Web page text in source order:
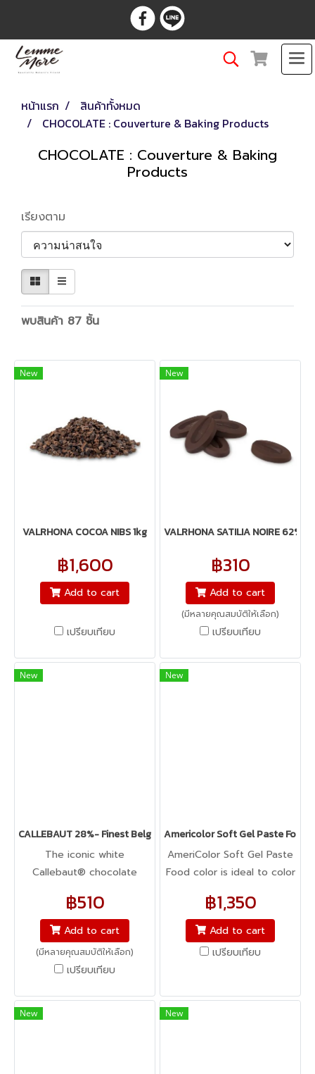
หน้าแรก
สินค้าทั้งหมด
CHOCOLATE : Couverture & Baking Products
CHOCOLATE : Couverture & Baking
Products
เรียงตาม
พบสินค้า 87 ชิ้น
New
VALRHONA COCOA NIBS 1kg
฿1,600
Add to cart
เปรียบเทียบ
New
VALRHONA SATILIA NOIRE 62%
฿310
Add to cart
(มีหลายคุณสมบัติให้เลือก)
เปรียบเทียบ
New
CALLEBAUT 28%- Finest Belgian White Chocolate N W2
The iconic white
Callebaut® chocolate
Callebaut Balanced milky
and creamy taste with
subtle vanilla notes
฿510
Add to cart
(มีหลายคุณสมบัติให้เลือก)
เปรียบเทียบ
New
Americolor Soft Gel Paste Food
AmeriColor Soft Gel Paste
Food color is ideal to color
icing, buttercream,
fondant, macarons to
cookie dough, bread
dough, cake batter,
paste, pastillage, or
marzipan, you name it,
฿1,350
Add to cart
เปรียบเทียบ
New New